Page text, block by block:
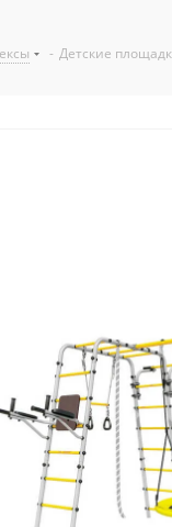
- Детские